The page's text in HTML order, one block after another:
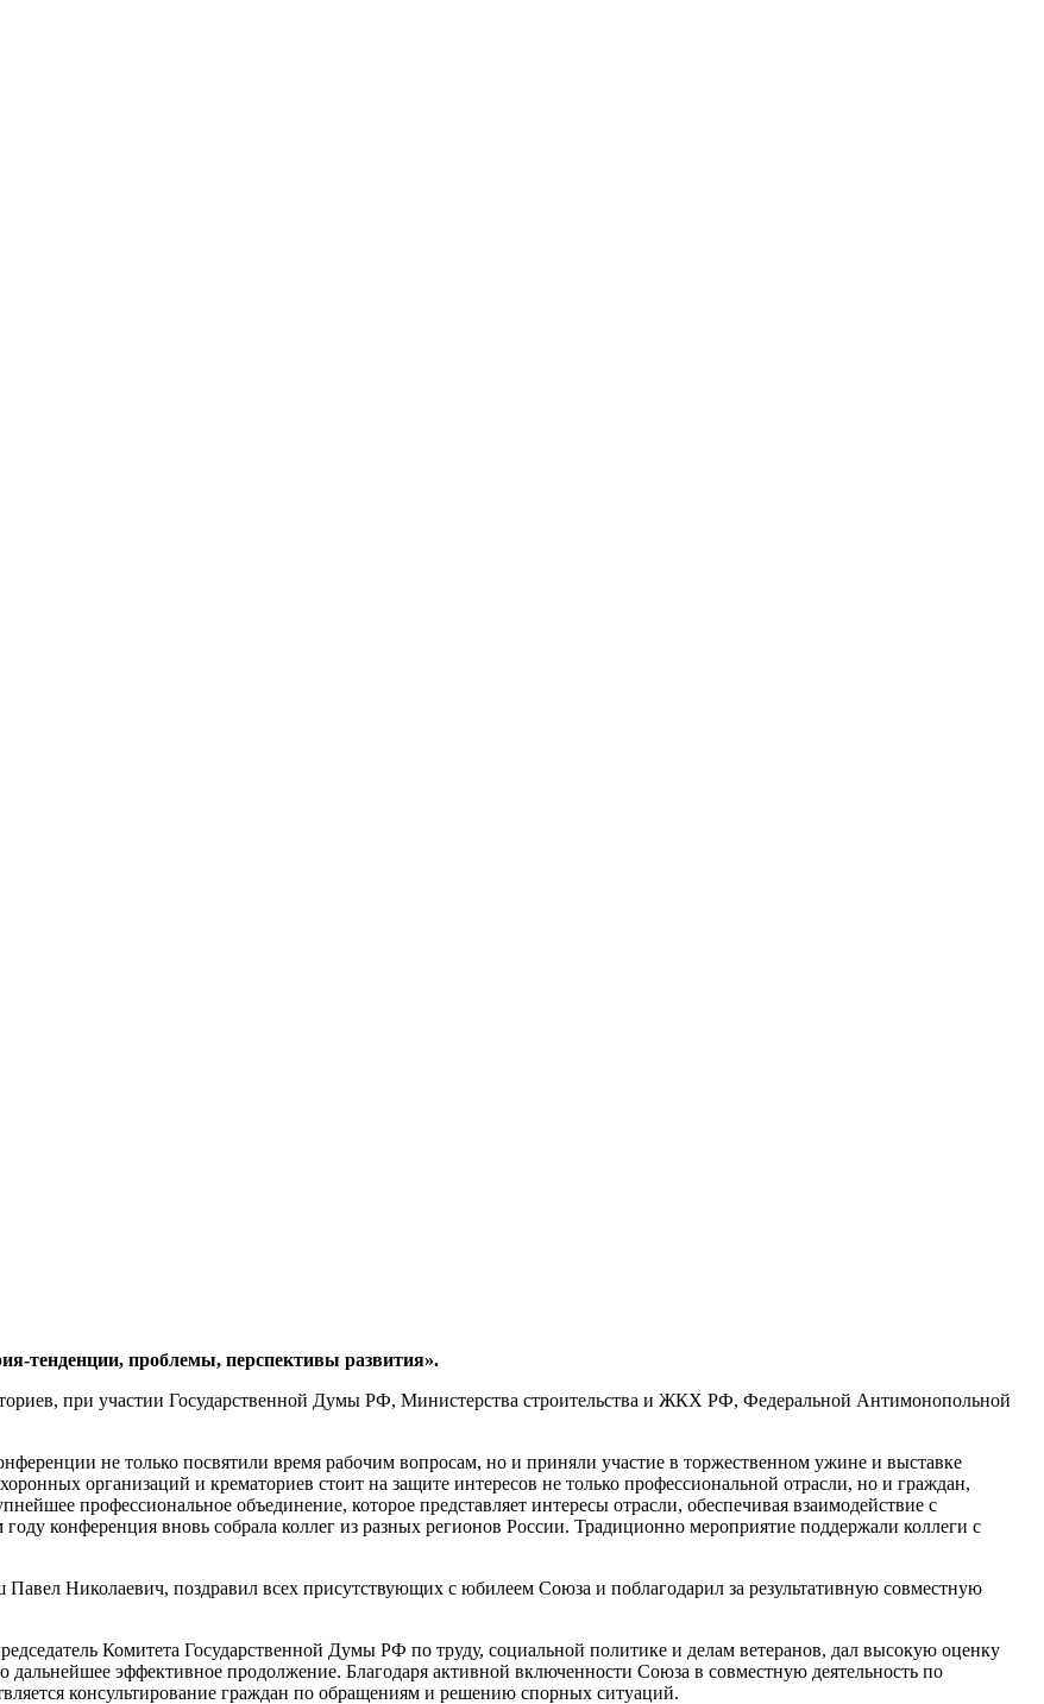
тенденции, проблемы, перспективы развития».
при участии Государственной Думы РФ, Министерства строительства и ЖКХ РФ, Федеральной Антимонопольной
не только посвятили время рабочим вопросам, но и приняли участие в торжественном ужине и выставке
организаций и крематориев стоит на защите интересов не только профессиональной отрасли, но и граждан,
профессиональное объединение, которое представляет интересы отрасли, обеспечивая взаимодействие с
конференция вновь собрала коллег из разных регионов России. Традиционно мероприятие поддержали коллеги с
Николаевич, поздравил всех присутствующих с юбилеем Союза и поблагодарил за результативную совместную
Комитета Государственной Думы РФ по труду, социальной политике и делам ветеранов, дал высокую оценку
эффективное продолжение. Благодаря активной включенности Союза в совместную деятельность по
консультирование граждан по обращениям и решению спорных ситуаций.